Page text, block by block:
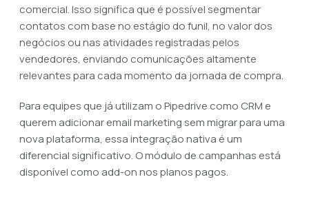
comercial. Isso significa que é possível segmentar
contatos com base no estágio do funil, no valor dos
negócios ou nas atividades registradas pelos
vendedores, enviando comunicações altamente
relevantes para cada momento da jornada de compra.
Para equipes que já utilizam o Pipedrive como CRM e
querem adicionar email marketing sem migrar para uma
nova plataforma, essa integração nativa é um
diferencial significativo. O módulo de campanhas está
disponível como add-on nos planos pagos.